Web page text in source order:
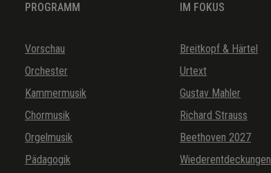
PROGRAMM
Vorschau
Orchester
Kammermusik
Chormusik
Orgelmusik
Pädagogik
IM FOKUS
Breitkopf & Härtel
Urtext
Gustav Mahler
Richard Strauss
Beethoven 2027
Wiederentdeckungen